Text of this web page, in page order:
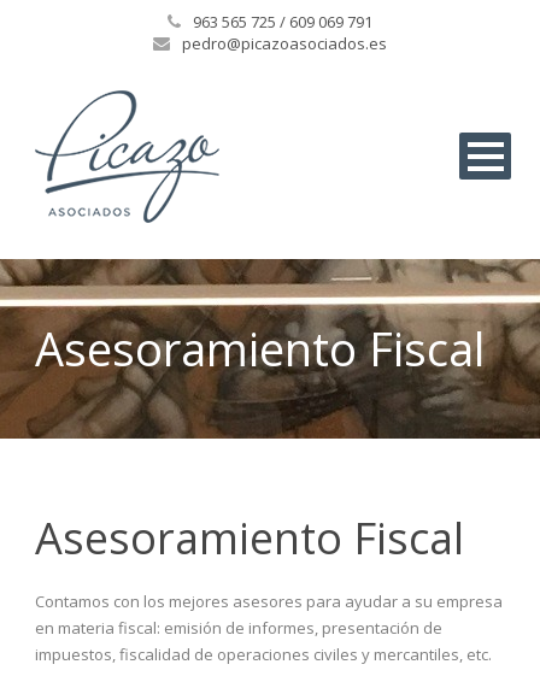
963 565 725 / 609 069 791
pedro@picazoasociados.es
Asesoramiento Fiscal
Asesoramiento Fiscal
Contamos con los mejores asesores para ayudar a su empresa
en materia fiscal: emisión de informes, presentación de
impuestos, fiscalidad de operaciones civiles y mercantiles, etc.